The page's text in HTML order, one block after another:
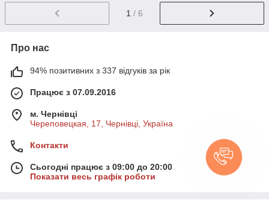
1 / 6
Про нас
94% позитивних з 337 відгуків за рік
Працює з 07.09.2016
м. Чернівці
Череповецкая, 17, Чернівці, Україна
Контакти
Сьогодні працює з 09:00 до 20:00
Показати весь графік роботи